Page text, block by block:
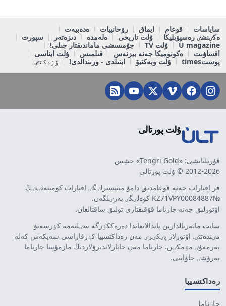
ساياسات قوعام ايماق رۋحانييات
ەدەبيەت
ەكٸنشٸ رەسپۋبليكا
ۇلت تاريحى ەلەمدە دىزەتەر
سپورت
U magazine
ۇلت TV
جۇمىسشى ماماندىقتار جىلى!
اقساۋىت
ەكونوميكا جەنە بيزنەس قىلمىس
ۇلت ايناسى
پوستtimes
ۇلت وبەكتيۆ ايتىلدى - ورىندالدى! ٶزەكتٸ
ۇلت پورتالى
قۇرىلتايشى: «Tengri Gold» جشس
2012-2026 © ۇلت پورتالى
قر اقپارات جەنە قوعامدىق دامۋ مينيسترلٸگٸ اقپارات كوميتەتٸنٸڭ
№KZ71VPY00084887 كۋەلٸگٸ بەرٸلگەن.
اۆتورلىق جەنە جارناما قۇقىقتارى تولىق ساقتالعان.
سايت ماتەريالدارىن پايدالانعاندا دەرەككٶزگە سٸلتەمە كٶرسەتۋ
مٸندەتتٸ. اۆتورلار پٸكٸرٸ مەن رەداكتسييا كٶزقاراسى سەيكەس كەلە
بەرمەۋٸ مٷمكٸن. جارناما مەن حابارلاندىرۋلاردىڭ مازمۇنىنا جارناما
بەرۋشٸ جاۋاپتى.
رەداكتسييا
جارناما